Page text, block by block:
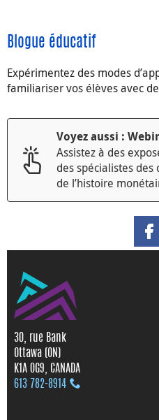
Blogue éducatif
Expérimentez des modes
familiariser vos élèves avec
Voyez aussi :
Assistez à des
des spécialistes des
de l’histoire
30, rue Bank
Ottawa (ON)
K1A 0G9, CANADA
613 782‑8914